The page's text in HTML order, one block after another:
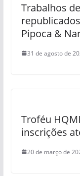
Trabalhos
Pipoca &
31 de agosto de
Troféu
inscrições
20 de março de